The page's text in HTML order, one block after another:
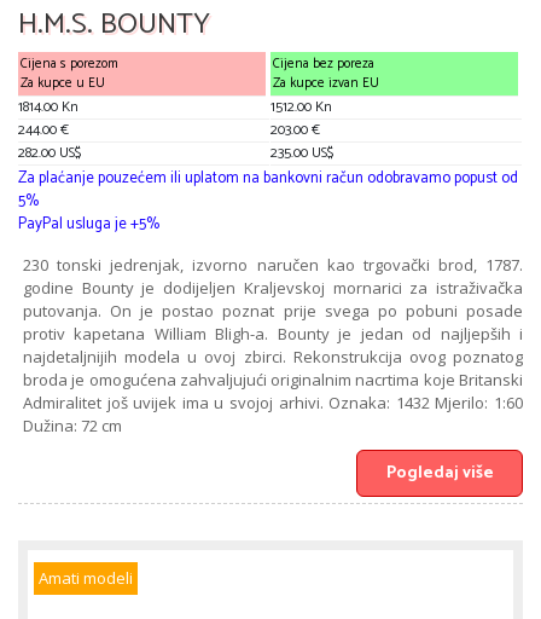
H.M.S. BOUNTY
Cijena s porezom
Za kupce u EU
1814.00 Kn
244.00 €
282.00 US$
Cijena bez poreza
Za kupce izvan EU
1512.00 Kn
203.00 €
235.00 US$
Za plaćanje pouzećem ili uplatom na bankovni račun odobravamo popust od
5%
PayPal usluga je +5%
230 tonski jedrenjak, izvorno naručen kao trgovački brod, 1787.
godine Bounty je dodijeljen Kraljevskoj mornarici za istraživačka
putovanja. On je postao poznat prije svega po pobuni posade
protiv kapetana William Bligh-a. Bounty je jedan od najljepših i
najdetaljnijih modela u ovoj zbirci. Rekonstrukcija ovog poznatog
broda je omogućena zahvaljujući originalnim nacrtima koje Britanski
Admiralitet još uvijek ima u svojoj arhivi. Oznaka: 1432 Mjerilo: 1:60
Dužina: 72 cm
Pogledaj više
Amati modeli